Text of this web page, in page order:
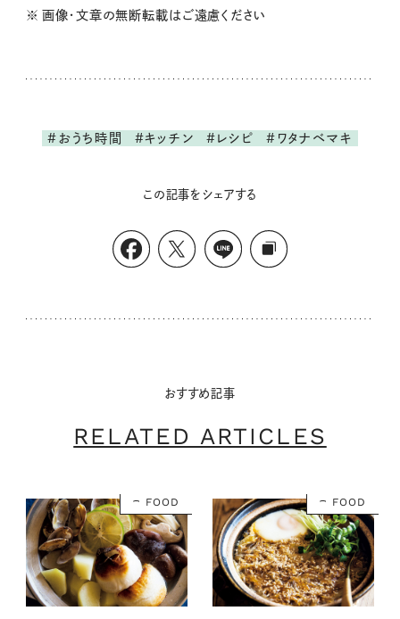
※ 画像・文章の無断転載はご遠慮ください
#おうち時間 #キッチン #レシピ #ワタナベマキ
この記事をシェアする
おすすめ記事
RELATED ARTICLES
FOOD FOOD